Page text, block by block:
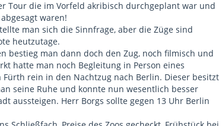
Tour die im Vorfeld akribisch durchgeplant war und
waren!
man sich die Sinnfrage, aber die Züge sind
heutzutage.
bestieg man dann doch den Zug, noch filmisch und
hatte man noch Begleitung in Person eines
rein in den Nachtzug nach Berlin. Dieser besitzt
seine Ruhe und konnte nun wesentlich besser
aussteigen. Herr Borgs sollte gegen 13 Uhr Berlin